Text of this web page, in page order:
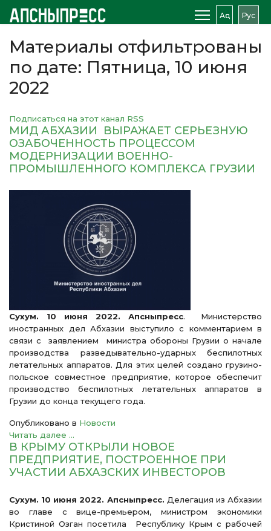
Аԥс Рус
Материалы отфильтрованы
по дате: Пятница, 10 июня
2022
Подписаться на этот канал RSS
МИД АБХАЗИИ ВЫРАЖАЕТ СЕРЬЕЗНУЮ
ОЗАБОЧЕННОСТЬ ПРОЦЕССОМ
МОДЕРНИЗАЦИИ ВОЕННО-
ПРОМЫШЛЕННОГО КОМПЛЕКСА ГРУЗИИ
Сухум. 10 июня 2022. Апсныпресс. Министерство
иностранных дел Абхазии выступило с комментарием в
связи с заявлением министра обороны Грузии о начале
производства разведывательно-ударных беспилотных
летательных аппаратов. Для этих целей создано грузино-
польское совместное предприятие, которое обеспечит
производство беспилотных летательных аппаратов в
Грузии до конца текущего года.
Опубликовано в Новости
Читать далее ...
В КРЫМУ ОТКРЫЛИ НОВОЕ
ПРЕДПРИЯТИЕ, ПОСТРОЕННОЕ ПРИ
УЧАСТИИ АБХАЗСКИХ ИНВЕСТОРОВ
Сухум. 10 июня 2022. Апсныпресс. Делегация из Абхазии
во главе с вице-премьером, министром экономики
Кристиной Озган посетила Республику Крым с рабочей